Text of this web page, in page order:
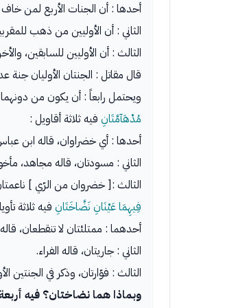
أحدها : أن الجنات الأربع لمن خاف
الثاني : أن الأوليين من ذهب
الثالث : أن الأوليين للسابقين،
قال مقاتل : الجنتان الأوليان جنة
ويحتمل رابعاً : أن يكون من دونهما
مُدْهَآمَّتَانِ فيه ثلاثة أقاويل :
أحدها : أي خضراوان، قاله ابن
الثاني : مسودتان، قاله مجاهد،
الثالث :[ خضروان من الرّي ]
فِيهِمَا عَيْنَانِ نَضَّاخَتَانِ فيه ثلاثة
أحدهما : ممتلئتان لا تنقطعان،
الثاني : جاريتان، قاله الفراء.
الثالث : فوّارتان، وذكر في الجنتين
وبماذا هما نضاختان؟ فيه